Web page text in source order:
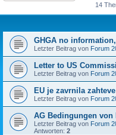
14
GHGA no
Letzter Beitrag von Forum
Letter to US
Letzter Beitrag von Forum
EU je zavrnila
Letzter Beitrag von Forum
AG Bedingungen von
Letzter Beitrag von Forum
Antworten: 2